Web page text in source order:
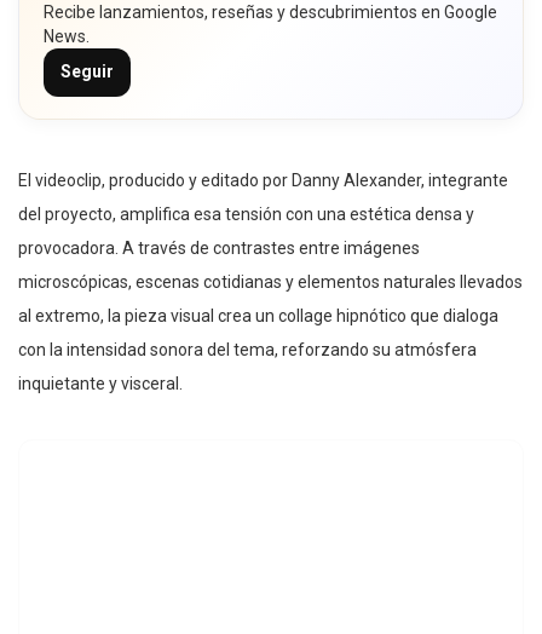
Recibe lanzamientos, reseñas y descubrimientos en Google
News.
Seguir
El videoclip, producido y editado por Danny Alexander, integrante
del proyecto, amplifica esa tensión con una estética densa y
provocadora. A través de contrastes entre imágenes
microscópicas, escenas cotidianas y elementos naturales llevados
al extremo, la pieza visual crea un collage hipnótico que dialoga
con la intensidad sonora del tema, reforzando su atmósfera
inquietante y visceral.